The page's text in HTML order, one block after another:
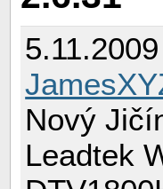
Nový
Leadtek